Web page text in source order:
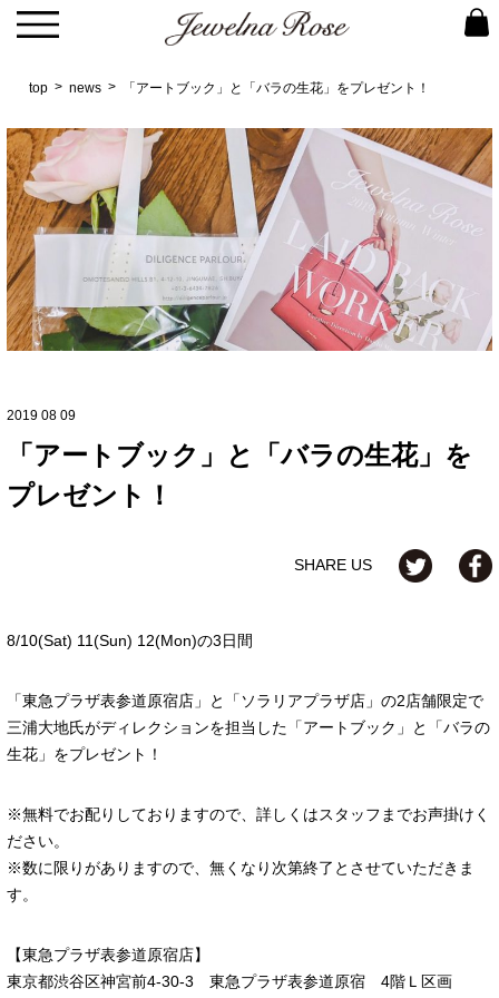
top news 「アートブック」と「バラの生花」をプレゼント！
2019 08 09
「アートブック」と「バラの生花」を
プレゼント！
SHARE US
8/10(Sat) 11(Sun) 12(Mon)の3日間
「東急プラザ表参道原宿店」と「ソラリアプラザ店」の2店舗限定で
三浦大地氏がディレクションを担当した「アートブック」と「バラの
生花」をプレゼント！
※無料でお配りしておりますので、詳しくはスタッフまでお声掛けく
ださい。
※数に限りがありますので、無くなり次第終了とさせていただきま
す。
【東急プラザ表参道原宿店】
東京都渋谷区神宮前4-30-3 東急プラザ表参道原宿 4階Ｌ区画